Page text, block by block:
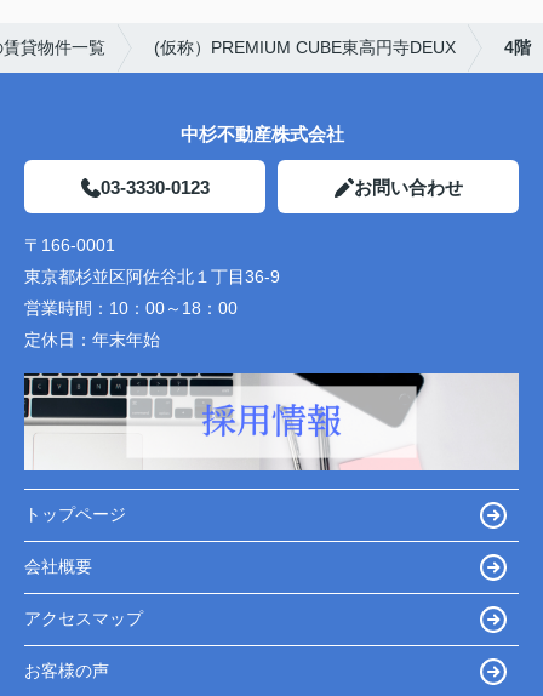
貸物件一覧 (仮称）PREMIUM CUBE東高円寺DEUX 4階
中杉不動産株式会社
03-3330-0123 お問い合わせ
〒166-0001
東京都杉並区阿佐谷北１丁目36-9
営業時間： 10：00～18：00
定休日： 年末年始
トップページ
会社概要
アクセスマップ
お客様の声